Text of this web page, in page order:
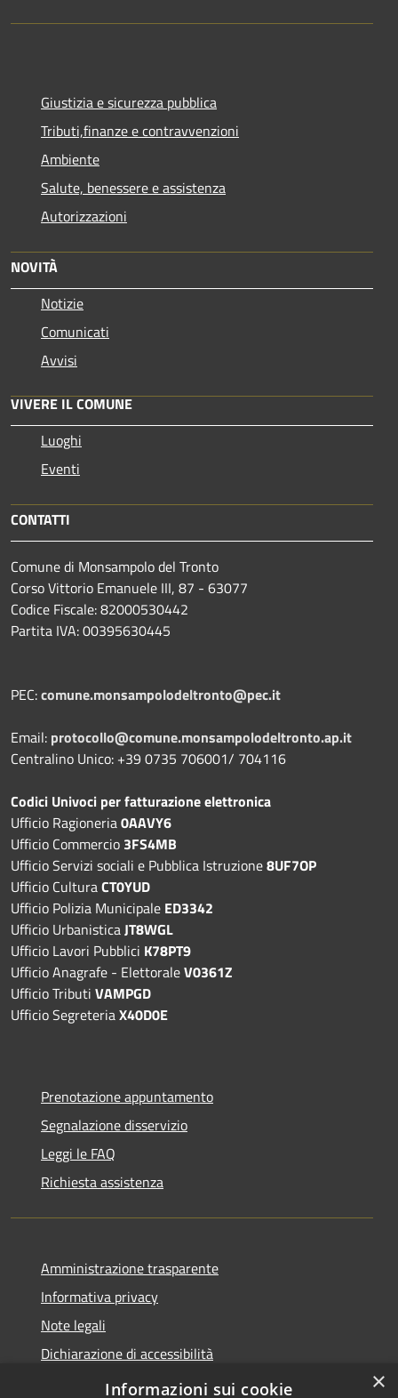
Giustizia e sicurezza pubblica
Tributi,finanze e contravvenzioni
Ambiente
Salute, benessere e assistenza
Autorizzazioni
NOVITÀ
Notizie
Comunicati
Avvisi
VIVERE IL COMUNE
Luoghi
Eventi
CONTATTI
Comune di Monsampolo del Tronto
Corso Vittorio Emanuele III, 87 - 63077
Codice Fiscale: 82000530442
Partita IVA: 00395630445
PEC:comune.monsampolodeltronto@pec.it
Email: protocollo@comune.monsampolodeltronto.ap.it
Centralino Unico: +39 0735 706001/ 704116
Codici Univoci per fatturazione elettronica
Ufficio Ragioneria0AAVY6
Ufficio Commercio 3FS4MB
Ufficio Servizi sociali e Pubblica Istruzione8UF7OP
Ufficio CulturaCT0YUD
Ufficio Polizia Municipale ED3342
Ufficio UrbanisticaJT8WGL
Ufficio Lavori Pubblici K78PT9
Ufficio Anagrafe - ElettoraleV0361Z
Ufficio Tributi VAMPGD
Ufficio SegreteriaX40D0E
Prenotazione appuntamento
Segnalazione disservizio
Leggi le FAQ
Richiesta assistenza
Amministrazione trasparente
Informativa privacy
Note legali
Dichiarazione di accessibilità
×
Informazioni sui cookie